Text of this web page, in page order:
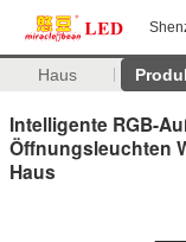
Haus
Intelligente RGB-
Öffnungsleuchten
Haus